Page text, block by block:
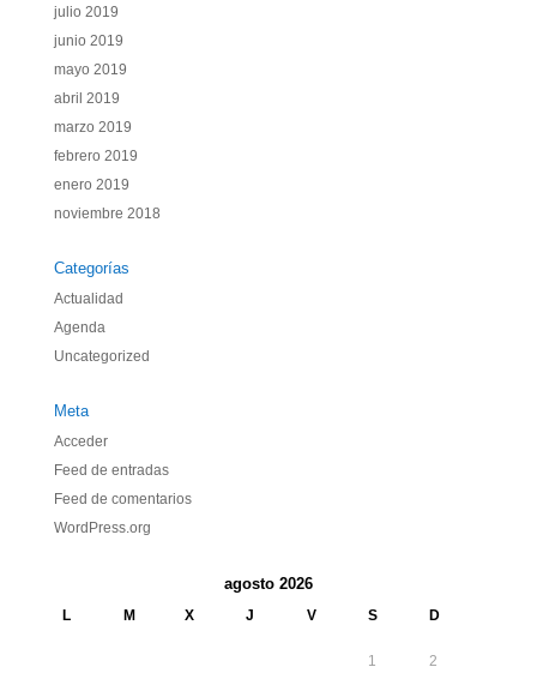
julio 2019
junio 2019
mayo 2019
abril 2019
marzo 2019
febrero 2019
enero 2019
noviembre 2018
Categorías
Actualidad
Agenda
Uncategorized
Meta
Acceder
Feed de entradas
Feed de comentarios
WordPress.org
agosto 2026
L M X J V S D
1 2